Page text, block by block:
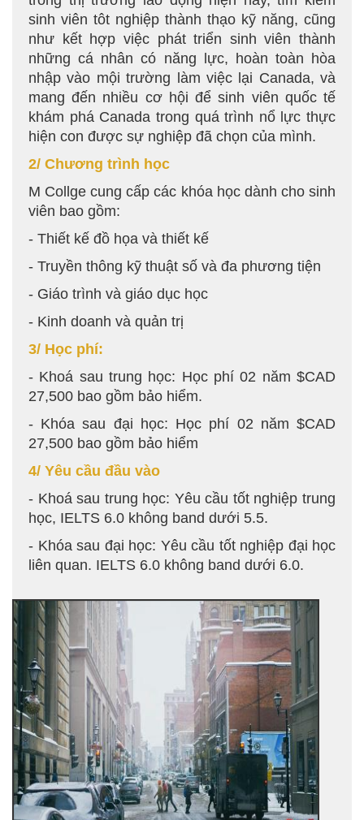
sinh viên tôt nghiệp thành thạo kỹ năng, cũng
như kết hợp việc phát triển sinh viên thành
những cá nhân có năng lực, hoàn toàn hòa
nhập vào mội trường làm việc lại Canada, và
mang đến nhiều cơ hội để sinh viên quốc tế
khám phá Canada trong quá trình nổ lực thực
hiện con được sự nghiệp đã chọn của mình.
2/ Chương trình học
M Collge cung cấp các khóa học dành cho sinh
viên bao gồm:
- Thiết kế đồ họa và thiết kế
- Truyền thông kỹ thuật số và đa phương tiện
- Giáo trình và giáo dục học
- Kinh doanh và quản trị
3/ Học phí:
- Khoá sau trung học: Học phí 02 năm $CAD
27,500 bao gồm bảo hiểm.
- Khóa sau đại học: Học phí 02 năm $CAD
27,500 bao gồm bảo hiểm
4/ Yêu cầu đầu vào
- Khoá sau trung học: Yêu cầu tốt nghiệp trung
học, IELTS 6.0 không band dưới 5.5.
- Khóa sau đại học: Yêu cầu tốt nghiệp đại học
liên quan. IELTS 6.0 không band dưới 6.0.